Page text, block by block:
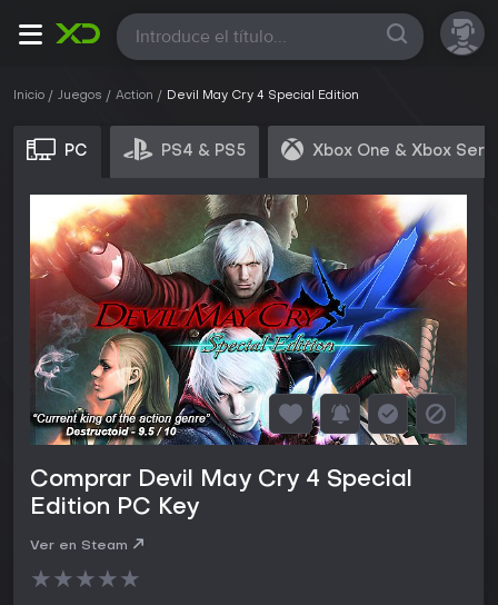
Todas
Inicio Juegos Action Devil May Cry 4 Special Edition
PC PS4 & PS5 Xbox One & Xbox
Comprar Devil May Cry 4 Special
Edition PC Key
Ver en Steam
★★★★★